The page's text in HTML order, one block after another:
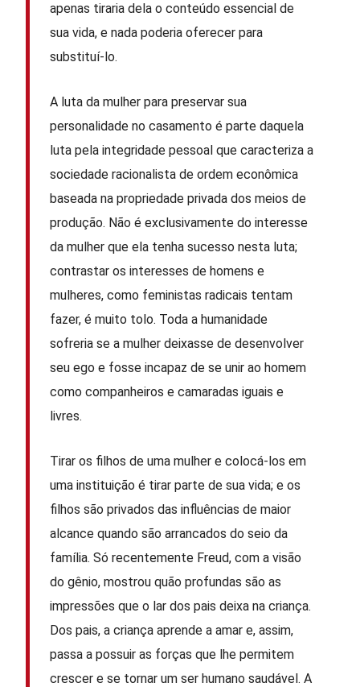
apenas tiraria dela o conteúdo essencial de
sua vida, e nada poderia oferecer para
substituí-lo.
A luta da mulher para preservar sua
personalidade no casamento é parte daquela
luta pela integridade pessoal que caracteriza a
sociedade racionalista de ordem econômica
baseada na propriedade privada dos meios de
produção. Não é exclusivamente do interesse
da mulher que ela tenha sucesso nesta luta;
contrastar os interesses de homens e
mulheres, como feministas radicais tentam
fazer, é muito tolo. Toda a humanidade
sofreria se a mulher deixasse de desenvolver
seu ego e fosse incapaz de se unir ao homem
como companheiros e camaradas iguais e
livres.
Tirar os filhos de uma mulher e colocá-los em
uma instituição é tirar parte de sua vida; e os
filhos são privados das influências de maior
alcance quando são arrancados do seio da
família. Só recentemente Freud, com a visão
do gênio, mostrou quão profundas são as
impressões que o lar dos pais deixa na criança.
Dos pais, a criança aprende a amar e, assim,
passa a possuir as forças que lhe permitem
crescer e se tornar um ser humano saudável. A